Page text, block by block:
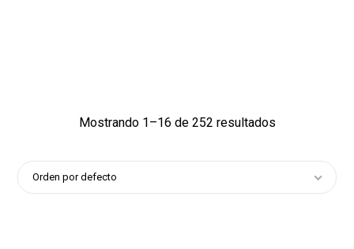
Mostrando 1–16 de 252 resultados
Orden por defecto